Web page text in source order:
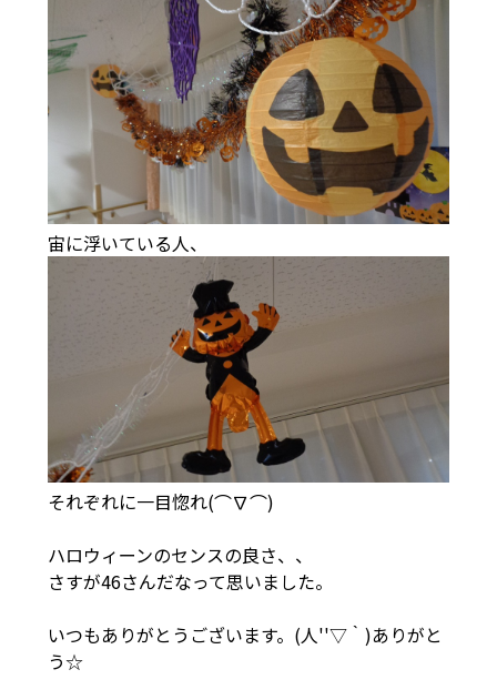
宙に浮いている人、
それぞれに一目惚れ(⌒∇⌒)
ハロウィーンのセンスの良さ、、
さすが46さんだなって思いました。
いつもありがとうございます。(人''▽｀)ありがと
う☆